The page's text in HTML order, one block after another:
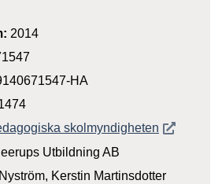
2014
HA
skolmyndigheten Öppnas i
Utbildning AB
Kerstin Martinsdotter